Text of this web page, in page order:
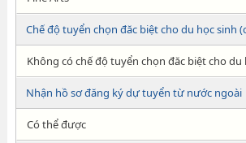
Chế độ tuyển chọn đăc biệt cho du học sinh
Không có chế độ tuyển chọn đăc biệt cho du
Nhận hồ sơ đăng ký dự tuyển từ nước ngoài
Có thể được